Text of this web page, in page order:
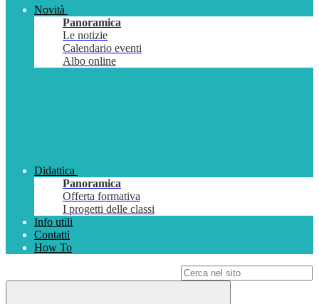
Novità
Panoramica
Le notizie
Calendario eventi
Albo online
Didattica
Panoramica
Offerta formativa
I progetti delle classi
Info utili
Contatti
How To